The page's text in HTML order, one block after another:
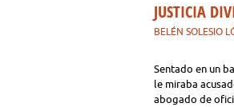
JUSTICIA
BELÉN SOLESIO
Sentado en un
le miraba
abogado de